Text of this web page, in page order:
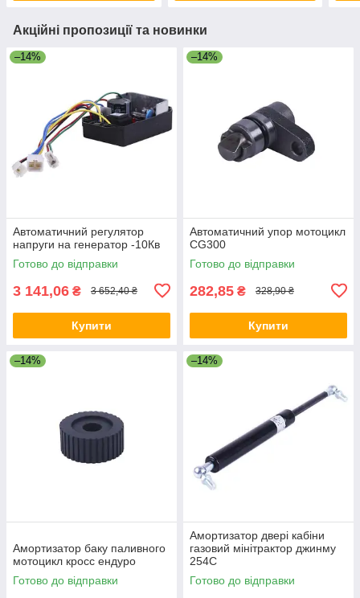
Акційні пропозиції та новинки
–14%
Автоматичний регулятор
напруги на генератор -10Кв
Готово до відправки
3 141,06 ₴ 3 652,40 ₴
Купити
–14%
Автоматичний упор мотоцикл
CG300
Готово до відправки
282,85 ₴ 328,90 ₴
Купити
–14%
Амортизатор баку паливного
мотоцикл кросс ендуро
Готово до відправки
–14%
Амортизатор двері кабіни
газовий мінітрактор джинму
254C
Готово до відправки